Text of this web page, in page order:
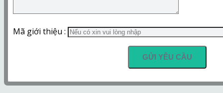
Mã giới thiệu :